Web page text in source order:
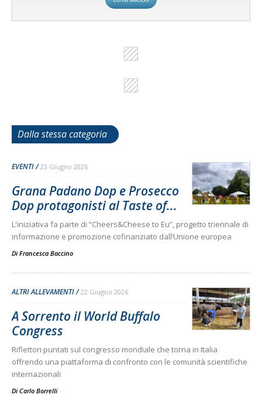
Dalla stessa categoria
EVENTI 23 Giugno 2026
Grana Padano Dop e Prosecco
Dop protagonisti al Taste of...
L'iniziativa fa parte di “Cheers&Cheese to Eu”, progetto triennale di
informazione e promozione cofinanziato dall’Unione europea
Di Francesca Baccino
ALTRI ALLEVAMENTI 22 Giugno 2026
A Sorrento il World Buffalo
Congress
Riflettori puntati sul congresso mondiale che torna in Italia
offrendo una piattaforma di confronto con le comunità scientifiche
internazionali
Di Carlo Borrelli -